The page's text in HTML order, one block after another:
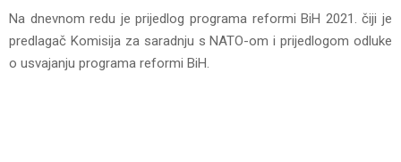
Na dnevnom redu je prijedlog programa reformi BiH 2021. čiji je
predlagač Komisija za saradnju s NATO-om i prijedlogom odluke
o usvajanju programa reformi BiH.